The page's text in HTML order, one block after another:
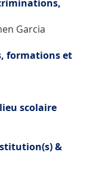
Garcia
formations et
scolaire
&